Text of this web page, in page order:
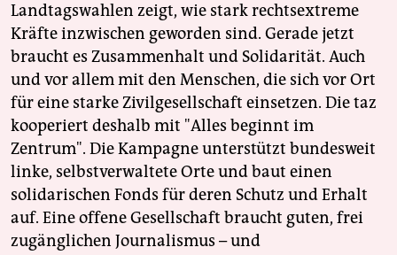
Landtagswahlen zeigt, wie stark rechtsextreme
Kräfte inzwischen geworden sind. Gerade jetzt
braucht es Zusammenhalt und Solidarität. Auch
und vor allem mit den Menschen, die sich vor Ort
für eine starke Zivilgesellschaft einsetzen. Die taz
kooperiert deshalb mit "Alles beginnt im
Zentrum". Die Kampagne unterstützt bundesweit
linke, selbstverwaltete Orte und baut einen
solidarischen Fonds für deren Schutz und Erhalt
auf. Eine offene Gesellschaft braucht guten, frei
zugänglichen Journalismus – und